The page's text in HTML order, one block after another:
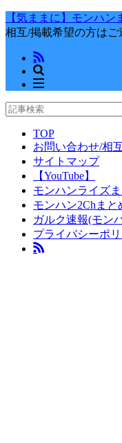
【気ままに】モンハン
相互/掲載希望の方は
TOP
お問い合わせ/相
サイトマップ
【YouTube】
モンハンライズ
モンハン2Chまと
ガルク速報(モン
プライバシーポ